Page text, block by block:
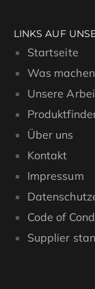
LINKS AUF
Startseite
Was
Unsere
Über uns
Kontakt
Impressum
Code of
Supplier